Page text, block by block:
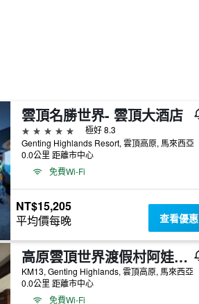
雲頂名勝世界- 雲頂大酒店
5星級
極好 8.3
Genting Highlands Resort, 雲頂高原, 馬來西亞
0.0公里 距離市中心
免費Wi-Fi
NT$15,205
平均價每晚 查看優惠
高原雲頂世界渡假村阿娃娜酒店 - 雲頂高原
KM13, Genting Highlands, 雲頂高原, 馬來西亞
0.0公里 距離市中心
免費Wi-Fi